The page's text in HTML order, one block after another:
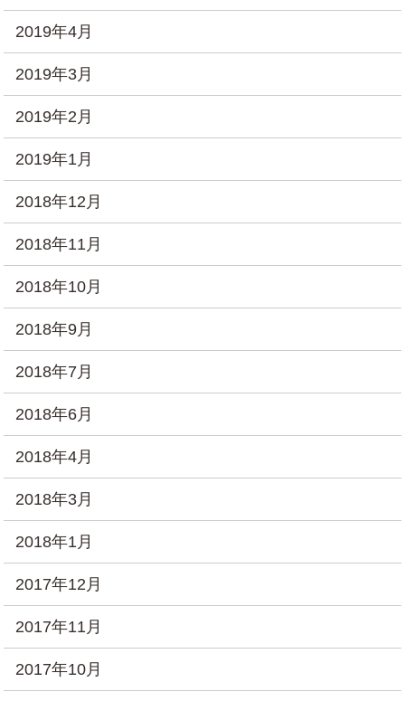
2019年4月
2019年3月
2019年2月
2019年1月
2018年12月
2018年11月
2018年10月
2018年9月
2018年7月
2018年6月
2018年4月
2018年3月
2018年1月
2017年12月
2017年11月
2017年10月